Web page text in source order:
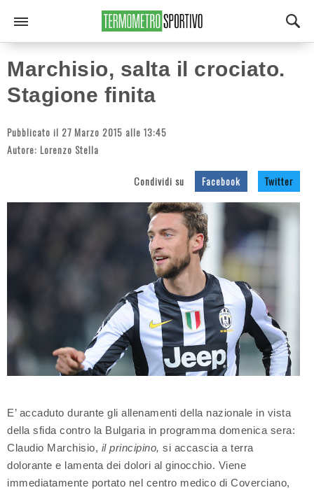
Marchisio, salta il crociato.
Stagione finita
Pubblicato il 27 Marzo 2015 alle 13:45
Autore: Lorenzo Stella
Condividi su Facebook Twitter
E’ accaduto durante gli allenamenti della nazionale in vista
della sfida contro la Bulgaria in programma domenica sera:
Claudio Marchisio, il principino, si accascia a terra
dolorante e lamenta dei dolori al ginocchio. Viene
immediatamente portato nel centro medico di Coverciano,